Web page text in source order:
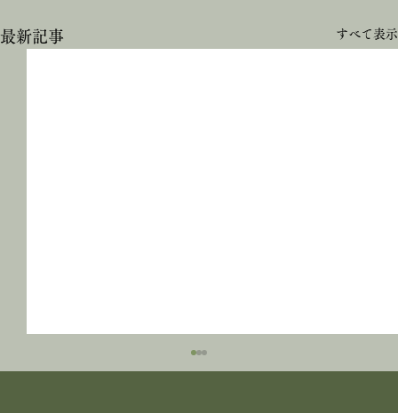
最新記事 すべて表示